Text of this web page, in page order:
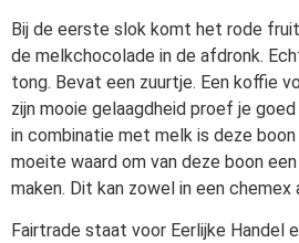
Bij de eerste slok komt het rode
de melkchocolade in de afdronk.
tong. Bevat een zuurtje. Een koffie
zijn mooie gelaagdheid proef je
in combinatie met melk is deze
moeite waard om van deze boon
maken. Dit kan zowel in een
Fairtrade staat voor Eerlijke Handel